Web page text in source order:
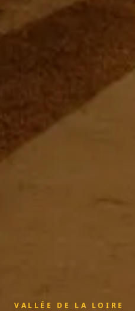
VALLÉE DE LA LOIRE